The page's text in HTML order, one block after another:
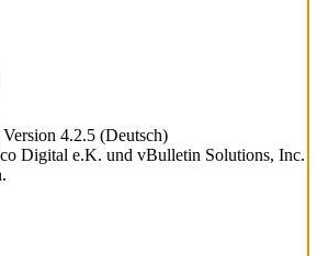
Version 4.2.5 (Deutsch)
Digital e.K. und vBulletin Solutions, Inc.